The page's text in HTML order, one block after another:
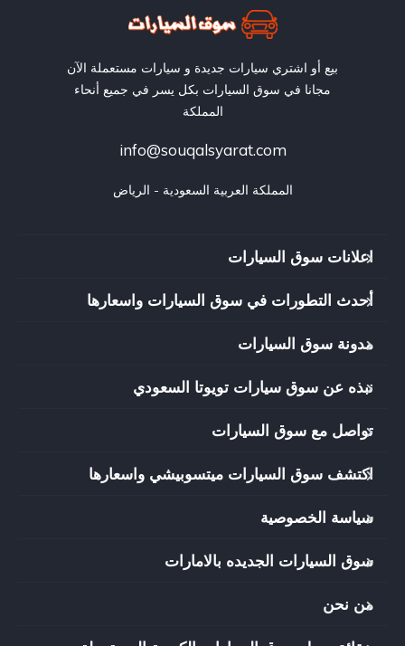
بيع أو اشتري سيارات جديدة و سيارات مستعملة الآن
مجانا في سوق السيارات بكل يسر في جميع أنحاء
المملكة
info@souqalsyarat.com
المملكة العربية السعودية - الرياض
اعلانات سوق السيارات
أحدث التطورات في سوق السيارات واسعارها
مدونة سوق السيارات
نبذه عن سوق سيارات تويوتا السعودي
تواصل مع سوق السيارات
اكتشف سوق السيارات ميتسوبيشي واسعارها
سياسة الخصوصية
سوق السيارات الجديده بالامارات
من نحن